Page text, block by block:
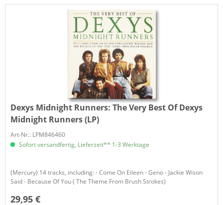
Dexys Midnight Runners:The Very Best Of Dexys
Midnight Runners (LP)
Art-Nr.: LPM846460
Sofort versandfertig, Lieferzeit** 1-3 Werktage
(Mercury) 14 tracks, including: - Come On Eileen - Geno - Jackie Wison
Said - Because Of You ( The Theme From Brush Strokes)
29,95 €